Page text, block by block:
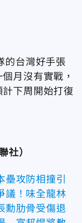
的台灣好手張
月沒有實戰，
下周開始打復
社）
壘攻防相撞引
議！味全龍林
勳肋骨受傷退